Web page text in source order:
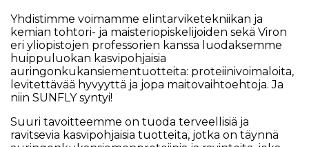
Yhdistimme voimamme elintarviketekniikan ja
kemian tohtori- ja maisteriopiskelijoiden sekä Viron
eri yliopistojen professorien kanssa luodaksemme
huippuluokan kasvipohjaisia ​​
auringonkukansiementuotteita: proteiinivoimaloita,
levitettävää hyvyyttä ja jopa maitovaihtoehtoja. Ja
niin SUNFLY syntyi!
Suuri tavoitteemme on tuoda terveellisiä ja
ravitsevia kasvipohjaisia ​​tuotteita, jotka on täynnä